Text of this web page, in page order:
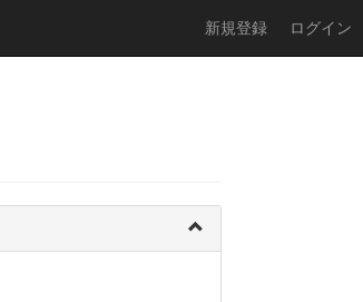
新規登録 ログイン